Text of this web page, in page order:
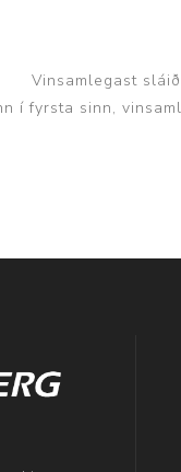
Vinsamlegast
í fyrsta sinn,